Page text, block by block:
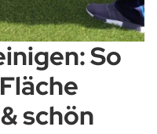
So
schön